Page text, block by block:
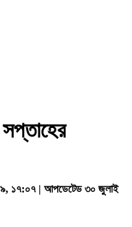
১৭:০৭ | আপডেটেড ৩০ জুলাই